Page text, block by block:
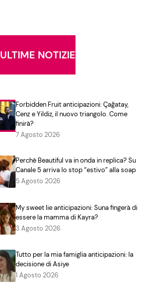
ULTIME NOTIZIE
Forbidden Fruit anticipazioni: Çağatay,
Cenz e Yildiz, il nuovo triangolo. Come
finirà?
7 Agosto 2026
Perchè Beautiful va in onda in replica? Su
Canale 5 arriva lo stop “estivo” alla soap
5 Agosto 2026
My sweet lie anticipazioni: Suna fingerà di
essere la mamma di Kayra?
3 Agosto 2026
Tutto per la mia famiglia anticipazioni: la
decisione di Asiye
1 Agosto 2026